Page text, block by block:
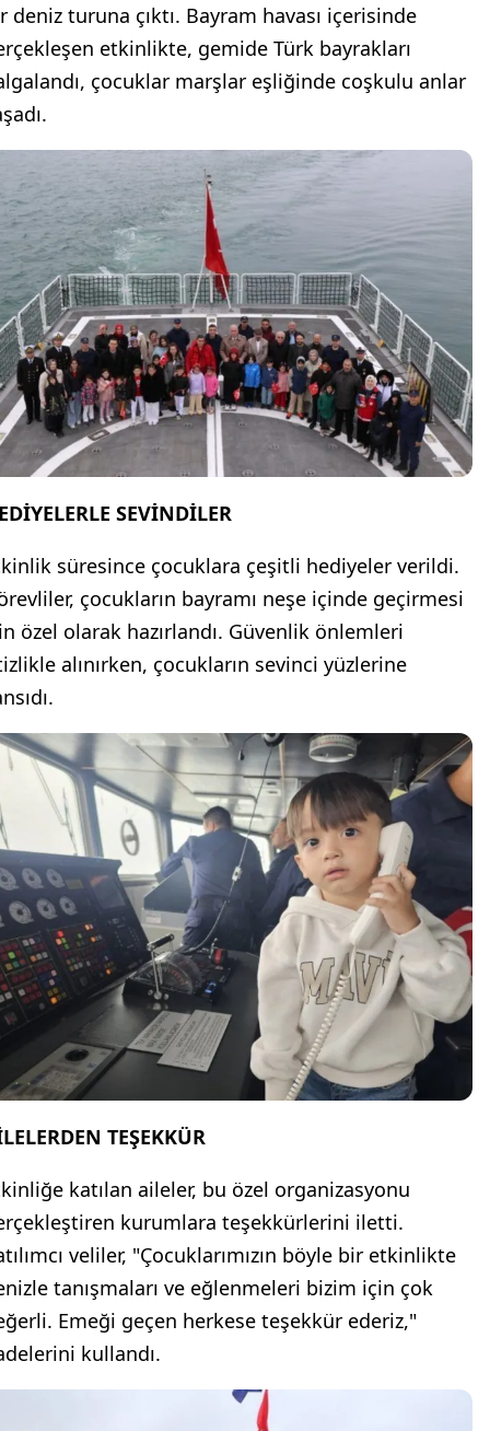
deniz turuna çıktı. Bayram havası içerisinde
etkinlikte, gemide Türk bayrakları
çocuklar marşlar eşliğinde coşkulu anlar
SEVİNDİLER
süresince çocuklara çeşitli hediyeler verildi.
çocukların bayramı neşe içinde geçirmesi
özel olarak hazırlandı. Güvenlik önlemleri
alınırken, çocukların sevinci yüzlerine
TEŞEKKÜR
katılan aileler, bu özel organizasyonu
kurumlara teşekkürlerini iletti.
veliler, "Çocuklarımızın böyle bir etkinlikte
tanışmaları ve eğlenmeleri bizim için çok
Emeği geçen herkese teşekkür ederiz,"
kullandı.